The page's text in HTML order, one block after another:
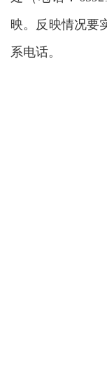
映。反映情况要
系电话。